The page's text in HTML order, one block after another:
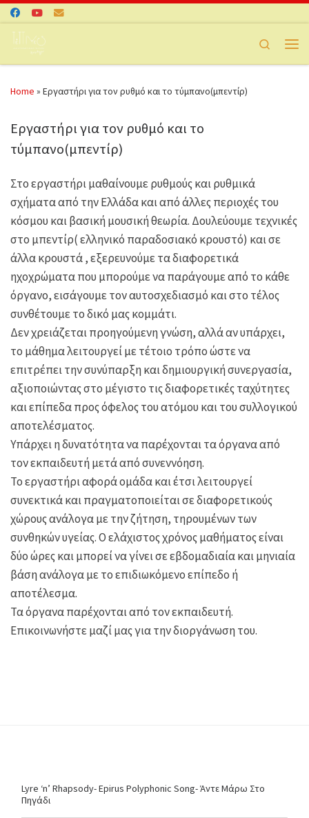
Skip to content
Search
Home » Εργαστήρι για τον ρυθμό και το τύμπανο(μπεντίρ)
Εργαστήρι για τον ρυθμό και το
τύμπανο(μπεντίρ)
Στο εργαστήρι μαθαίνουμε ρυθμούς και ρυθμικά
σχήματα από την Ελλάδα και από άλλες περιοχές του
κόσμου και βασική μουσική θεωρία. Δουλεύουμε τεχνικές
στο μπεντίρ( ελληνικό παραδοσιακό κρουστό) και σε
άλλα κρουστά , εξερευνούμε τα διαφορετικά
ηχοχρώματα που μπορούμε να παράγουμε από το κάθε
όργανο, εισάγουμε τον αυτοσχεδιασμό και στο τέλος
συνθέτουμε το δικό μας κομμάτι.
Δεν χρειάζεται προηγούμενη γνώση, αλλά αν υπάρχει,
το μάθημα λειτουργεί με τέτοιο τρόπο ώστε να
επιτρέπει την συνύπαρξη και δημιουργική συνεργασία,
αξιοποιώντας στο μέγιστο τις διαφορετικές ταχύτητες
και επίπεδα προς όφελος του ατόμου και του συλλογικού
αποτελέσματος.
Υπάρχει η δυνατότητα να παρέχονται τα όργανα από
τον εκπαιδευτή μετά από συνεννόηση.
Το εργαστήρι αφορά ομάδα και έτσι λειτουργεί
συνεκτικά και πραγματοποιείται σε διαφορετικούς
χώρους ανάλογα με την ζήτηση, τηρουμένων των
συνθηκών υγείας. Ο ελάχιστος χρόνος μαθήματος είναι
δύο ώρες και μπορεί να γίνει σε εβδομαδιαία και μηνιαία
βάση ανάλογα με το επιδιωκόμενο επίπεδο ή
αποτέλεσμα.
Τα όργανα παρέχονται από τον εκπαιδευτή.
Επικοινωνήστε μαζί μας για την διοργάνωση του.
Lyre ‘n’ Rhapsody- Epirus Polyphonic Song- Άντε Μάρω Στο
Πηγάδι